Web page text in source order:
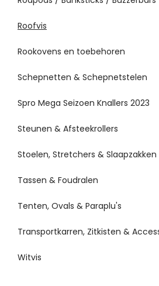
Roofvis
Rookovens en toebehoren
Schepnetten & Schepnetstelen
Spro Mega Seizoen Knallers 2023
Steunen & Afsteekrollers
Stoelen, Stretchers & Slaapzakken
Tassen & Foudralen
Tenten, Ovals & Paraplu's
Transportkarren, Zitkisten &
Witvis